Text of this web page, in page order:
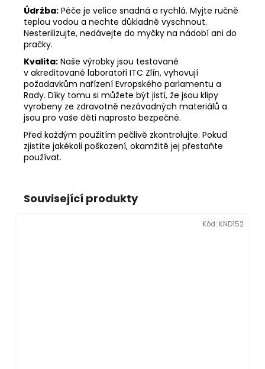
Údržba: Péče je velice snadná a rychlá. Myjte ručně
teplou vodou a nechte důkladně vyschnout.
Nesterilizujte, nedávejte do myčky na nádobí ani do
pračky.
Kvalita: Naše výrobky jsou testované
v akreditované laboratoři ITC Zlín, vyhovují
požadavkům nařízení Evropského parlamentu a
Rady. Díky tomu si můžete být jistí, že jsou klipy
vyrobeny ze zdravotně nezávadných materiálů a
jsou pro vaše děti naprosto bezpečné.
Před každým použitím pečlivě zkontrolujte. Pokud
zjistíte jakékoli poškození, okamžitě jej přestaňte
používat.
Související produkty
Kód: KND152